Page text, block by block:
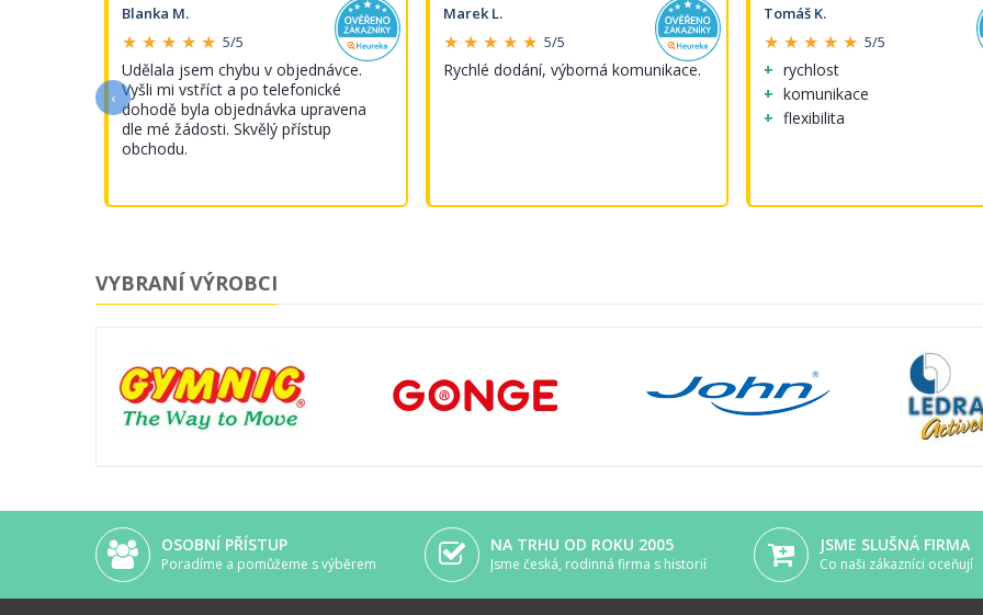
Blanka M.
★ ★ ★ ★ ★ 5/5
Udělala jsem chybu v objednávce.
Vyšli mi vstříct a po telefonické
dohodě byla objednávka upravena
dle mé žádosti. Skvělý přístup
obchodu.
Marek L.
★ ★ ★ ★ ★ 5/5
Rychlé dodání, výborná komunikace.
Tomáš K.
★ ★ ★ ★ ★ 5/5
rychlost
komunikace
flexibilita
‹
VYBRANÍ VÝROBCI
OSOBNÍ PŘÍSTUP
Poradíme a pomůžeme s výběrem
NA TRHU OD ROKU 2005
Jsme česká, rodinná firma s historií
JSME SLUŠNÁ FIRMA
Co naši zákazníci oceňují